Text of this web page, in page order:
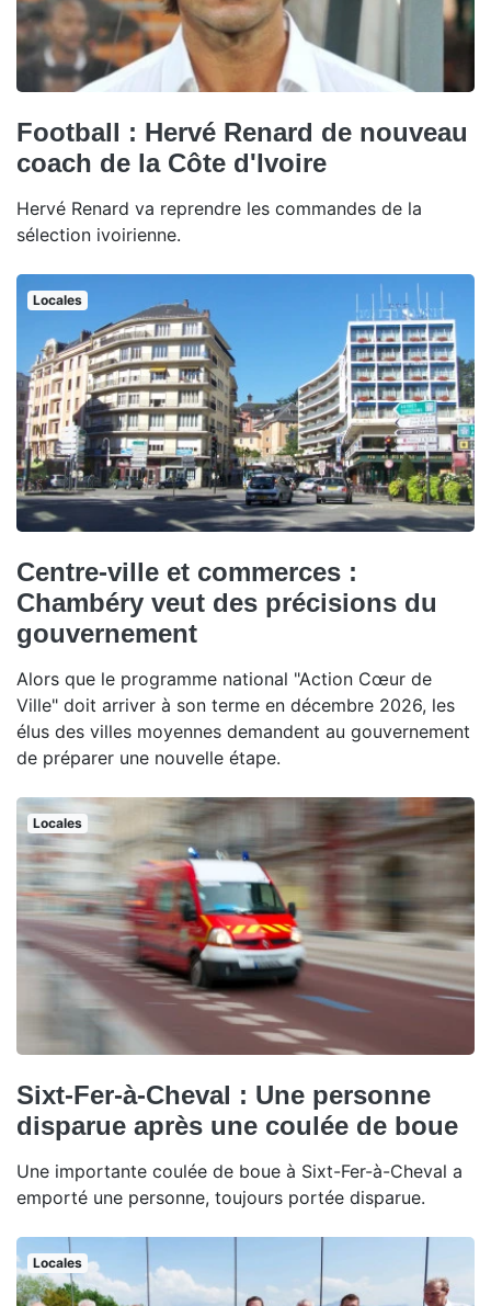
Football : Hervé Renard de nouveau
coach de la Côte d'Ivoire
Hervé Renard va reprendre les commandes de la
sélection ivoirienne.
Locales
Centre-ville et commerces :
Chambéry veut des précisions du
gouvernement
Alors que le programme national "Action Cœur de
Ville" doit arriver à son terme en décembre 2026, les
élus des villes moyennes demandent au gouvernement
de préparer une nouvelle étape.
Locales
Sixt-Fer-à-Cheval : Une personne
disparue après une coulée de boue
Une importante coulée de boue à Sixt-Fer-à-Cheval a
emporté une personne, toujours portée disparue.
Locales